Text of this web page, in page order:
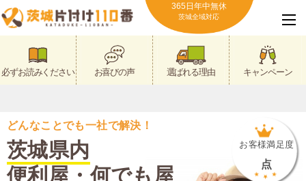
365日年中無休
茨城全域対応
必ずお読みください お喜びの声 選ばれる理由 キャンペーン
どんなことでも一社で解決！
茨城県内
便利屋・何でも屋
お客様満足度
点